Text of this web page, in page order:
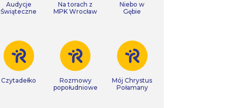
Audycje
Świąteczne
Na torach z
MPK Wrocław
Niebo w
Gębie
Czytadełko
Rozmowy
popołudniowe
Mój Chrystus
Połamany